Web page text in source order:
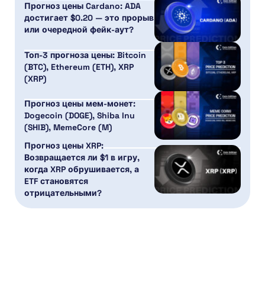
Прогноз цены Cardano: ADA
достигает $0.20 — это прорыв
или очередной фейк-аут?
Топ-3 прогноза цены: Bitcoin
(BTC), Ethereum (ETH), XRP
(XRP)
Прогноз цены мем-монет:
Dogecoin (DOGE), Shiba Inu
(SHIB), MemeCore (M)
Прогноз цены XRP:
Возвращается ли $1 в игру,
когда XRP обрушивается, а
ETF становятся
отрицательными?